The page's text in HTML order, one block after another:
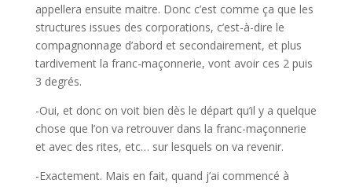
appellera ensuite maitre. Donc c’est comme ça que les
structures issues des corporations, c’est-à-dire le
compagnonnage d’abord et secondairement, et plus
tardivement la franc-maçonnerie, vont avoir ces 2 puis
3 degrés.
-Oui, et donc on voit bien dès le départ qu’il y a quelque
chose que l’on va retrouver dans la franc-maçonnerie
et avec des rites, etc… sur lesquels on va revenir.
-Exactement. Mais en fait, quand j’ai commencé à